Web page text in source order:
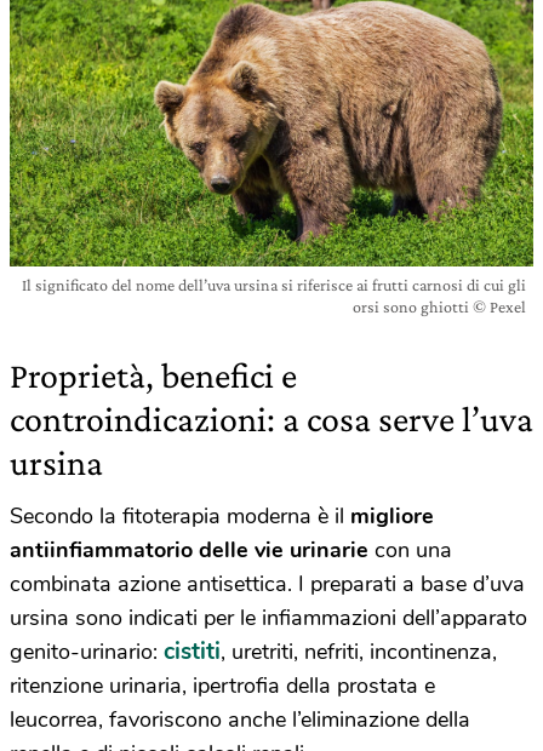
Il significato del nome dell’uva ursina si riferisce ai frutti carnosi di cui gli
orsi sono ghiotti © Pexel
Proprietà, benefici e
controindicazioni: a cosa serve l’uva
ursina
Secondo la fitoterapia moderna è il migliore
antiinfiammatorio delle vie urinarie con una
combinata azione antisettica. I preparati a base d’uva
ursina sono indicati per le infiammazioni dell’apparato
genito-urinario: cistiti, uretriti, nefriti, incontinenza,
ritenzione urinaria, ipertrofia della prostata e
leucorrea, favoriscono anche l’eliminazione della